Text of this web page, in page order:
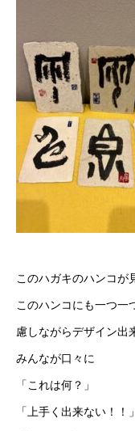
このハガキのハンコが
このハンコにも一つ一
慮しながらデザイン出
みんなが口々に
「これは何？」
「上手く出来ない！！」